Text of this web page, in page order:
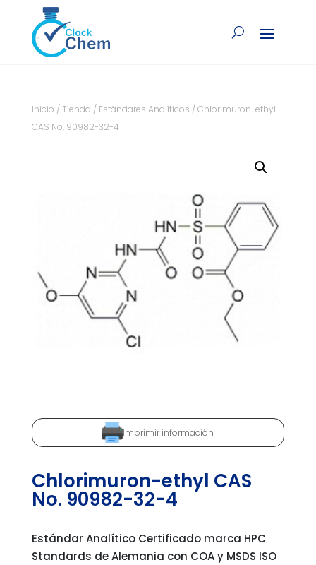
Inicio / Tienda / Estándares Analíticos / Chlorimuron-ethyl
CAS No. 90982-32-4
Imprimir información
Chlorimuron-ethyl CAS
No. 90982-32-4
Estándar Analítico Certificado marca HPC
Standards de Alemania con COA y MSDS ISO